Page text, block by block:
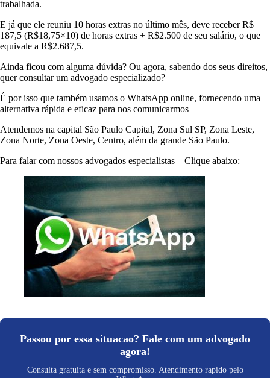
trabalhada.
E já que ele reuniu 10 horas extras no último mês, deve receber R$
187,5 (R$18,75×10) de horas extras + R$2.500 de seu salário, o que
equivale a R$2.687,5.
Ainda ficou com alguma dúvida? Ou agora, sabendo dos seus direitos,
quer consultar um advogado especializado?
É por isso que também usamos o WhatsApp online, fornecendo uma
alternativa rápida e eficaz para nos comunicarmos
Atendemos na capital São Paulo Capital, Zona Sul SP, Zona Leste,
Zona Norte, Zona Oeste, Centro, além da grande São Paulo.
Para falar com nossos advogados especialistas – Clique abaixo:
Passou por essa situacao? Fale com um advogado
agora!
Consulta gratuita e sem compromisso. Atendimento rapido pelo